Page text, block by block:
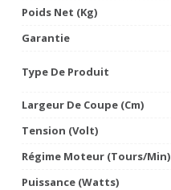
Poids Net (Kg)
Garantie
Type De Produit
Largeur De Coupe (cm)
Tension (volt)
Régime Moteur (tours/min)
Puissance (watts)